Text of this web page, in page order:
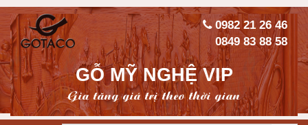
GỖ MỸ NGHỆ VIP
Gia tăng giá trị theo thời gian
0982 21 26 46
0849 83 88 58